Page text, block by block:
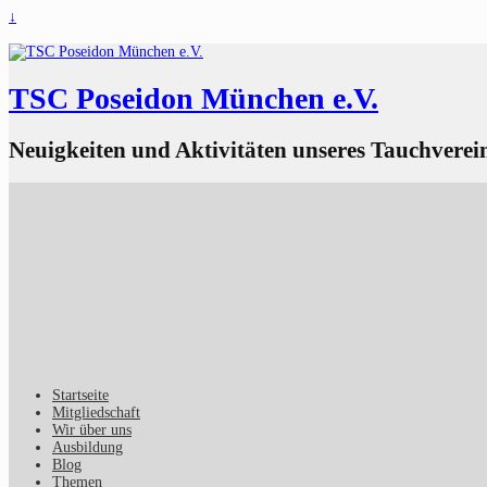
↓
TSC Poseidon München e.V.
Neuigkeiten und Aktivitäten unseres
Startseite
Mitgliedschaft
Wir über uns
Ausbildung
Blog
Themen